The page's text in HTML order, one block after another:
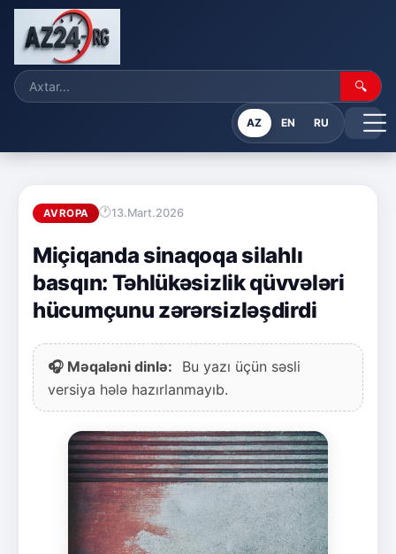
🔍
AZ EN RU
AVROPA 13.Mart.2026
Miçiqanda sinaqoqa silahlı
basqın: Təhlükəsizlik qüvvələri
hücumçunu zərərsizləşdirdi
🎧 Məqaləni dinlə:
Bu yazı üçün səsli
versiya hələ hazırlanmayıb.